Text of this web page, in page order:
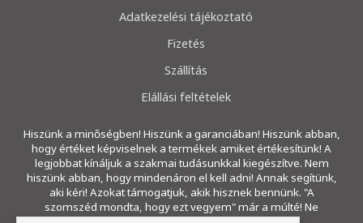
Adatkezelési tájékoztató
Fizetés
Szállítás
Elállási feltételek
Hiszünk a minőségben! Hiszünk a garanciában! Hiszünk abban,
hogy értéket képviselnek a termékek amiket értékesítünk! A
legjobbat kínáljuk a szakmai tudásunkkal kiegészítve. Nem
hiszünk abban, hogy mindenáron el kell adni! Annak segítünk,
aki kéri! Azokat támogatjuk, akik hisznek bennünk. "A
szomszéd mondta, hogy ezt vegyem" már a múlté! Ne